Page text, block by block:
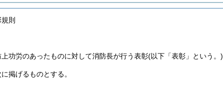
則
功労のあったものに対して消防長が行う表彰(以下「表彰」という。)
掲げるものとする。